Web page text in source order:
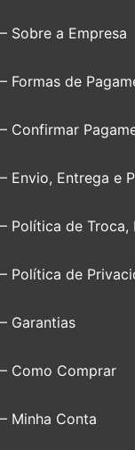
– Sobre a Empresa
– Formas de
– Confirmar
– Envio, Entrega e
– Política de Troca,
– Política de
– Garantias
– Como Comprar
– Minha Conta